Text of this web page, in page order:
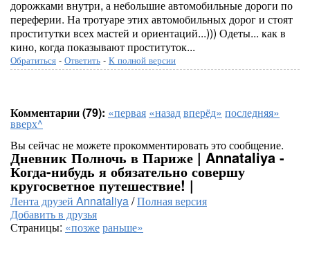
дорожками внутри, а небольшие автомобильные дороги по
переферии. На тротуаре этих автомобильных дорог и стоят
проститутки всех мастей и ориентаций...))) Одеты... как в
кино, когда показывают проституток...
Обратиться - Ответить - К полной версии
Комментарии (79): «первая «назадвперёд» последняя»
вверх^
Вы сейчас не можете прокомментировать это сообщение.
Дневник Полночь в Париже | Annataliya -
Когда-нибудь я обязательно совершу
кругосветное путешествие! |
Лента друзей Annataliya/Полная версия
Добавить в друзья
Страницы: «позжераньше»